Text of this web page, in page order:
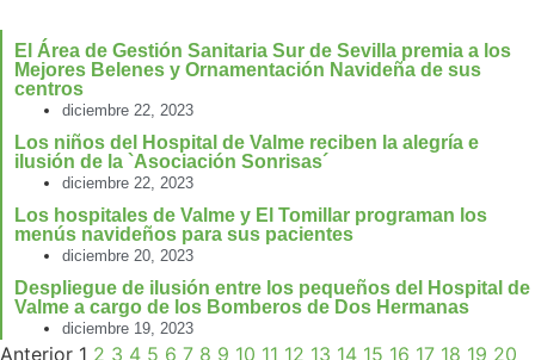
El Área de Gestión Sanitaria Sur de Sevilla premia a los
Mejores Belenes y Ornamentación Navideña de sus
centros
diciembre 22, 2023
Los niños del Hospital de Valme reciben la alegría e
ilusión de la `Asociación Sonrisas´
diciembre 22, 2023
Los hospitales de Valme y El Tomillar programan los
menús navideños para sus pacientes
diciembre 20, 2023
Despliegue de ilusión entre los pequeños del Hospital de
Valme a cargo de los Bomberos de Dos Hermanas
diciembre 19, 2023
Anterior 1 2 3 4 5 6 7 8 9 10 11 12 13 14 15 16 17 18 19 20